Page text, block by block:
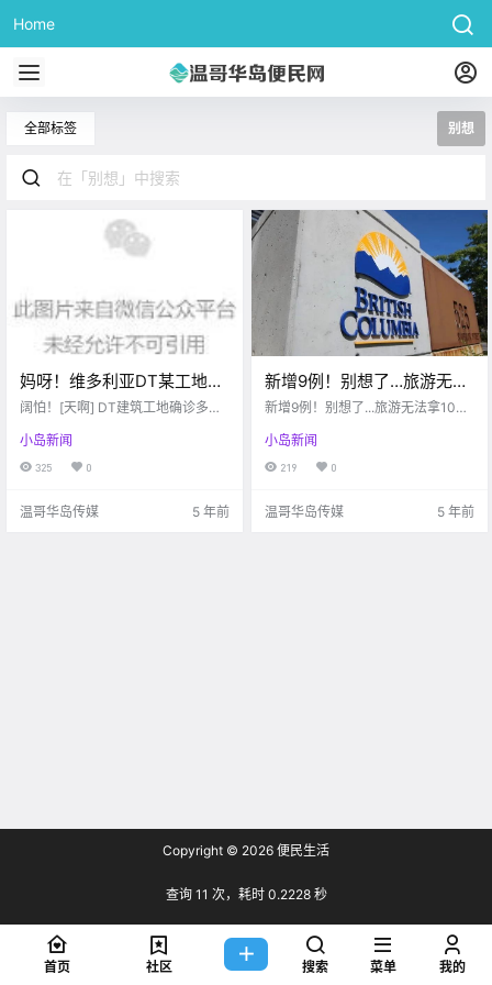
Home
全部标签 别想
妈呀！维多利亚DT某工地爆
发多例新冠！别想了，BC省
阔怕！[天啊] DT建筑工地确诊多例
公园了，可以大胆的去公园散步
啦！！BC省短期内解封无望，亨利
小岛新闻
325 0
温哥华岛传媒 5 年前
新增9例！别想了…旅游无法
拿1000刀CRSB福利！！星
新增9例！别想了...旅游无法拿1000
量！！
小岛新闻
219 0
温哥华岛传媒 5 年前
Copyright © 2026 便民生活
查询 11 次，耗时 0.2228 秒
首页 社区 搜索 菜单 我的